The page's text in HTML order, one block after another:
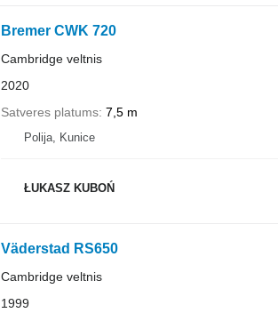
Bremer CWK 720
Cambridge veltnis
2020
Satveres platums 7,5 m
Polija, Kunice
ŁUKASZ KUBOŃ
Väderstad RS650
Cambridge veltnis
1999